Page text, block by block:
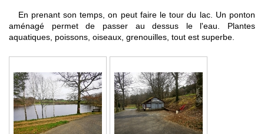
En prenant son temps, on peut faire le tour du lac. Un ponton
aménagé permet de passer au dessus le l'eau. Plantes
aquatiques, poissons, oiseaux, grenouilles, tout est superbe.